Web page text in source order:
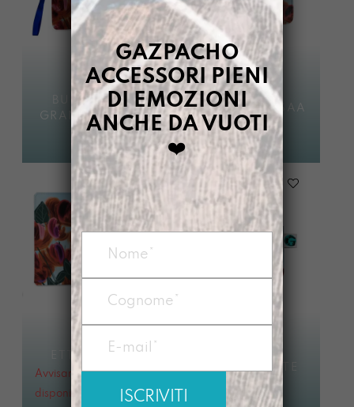
BUSTONY MA
GRANDE JAKSAA
€ 34,00
BUSTONY JAKSAA
€24,00
ETTA JAKSAA
Avvisami quando
disponibile
PORTACOSETTE
JAKSAA
14,00
GAZPACHO
ACCESSORI PIENI
DI EMOZIONI
ANCHE DA VUOTI
❤️